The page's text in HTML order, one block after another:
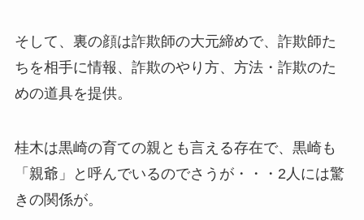
そして、裏の顔は詐欺師の大元締めで、 詐欺師た
ちを相手に情報、詐欺のやり方、方法・ 詐欺のた
めの道具を提供。
桂木は黒崎の育ての親とも言える存在で、黒崎も
「親爺」と呼んでいるのでさうが・・・ 2人には驚
きの関係が。